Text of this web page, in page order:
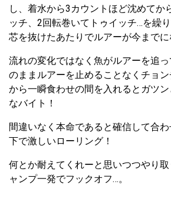
し、着水から3カウントほど沈めてか
ッチ、2回転巻いてトゥイッチ…を繰
芯を抜けたあたりでルアーが今までに
流れの変化ではなく魚がルアーを追
のままルアーを止めることなくチョ
から一瞬食わせの間を入れるとガツ
なバイト！
間違いなく本命であると確信して合
下で激しいローリング！
何とか耐えてくれーと思いつつやり
ャンプ一発でフックオフ…。